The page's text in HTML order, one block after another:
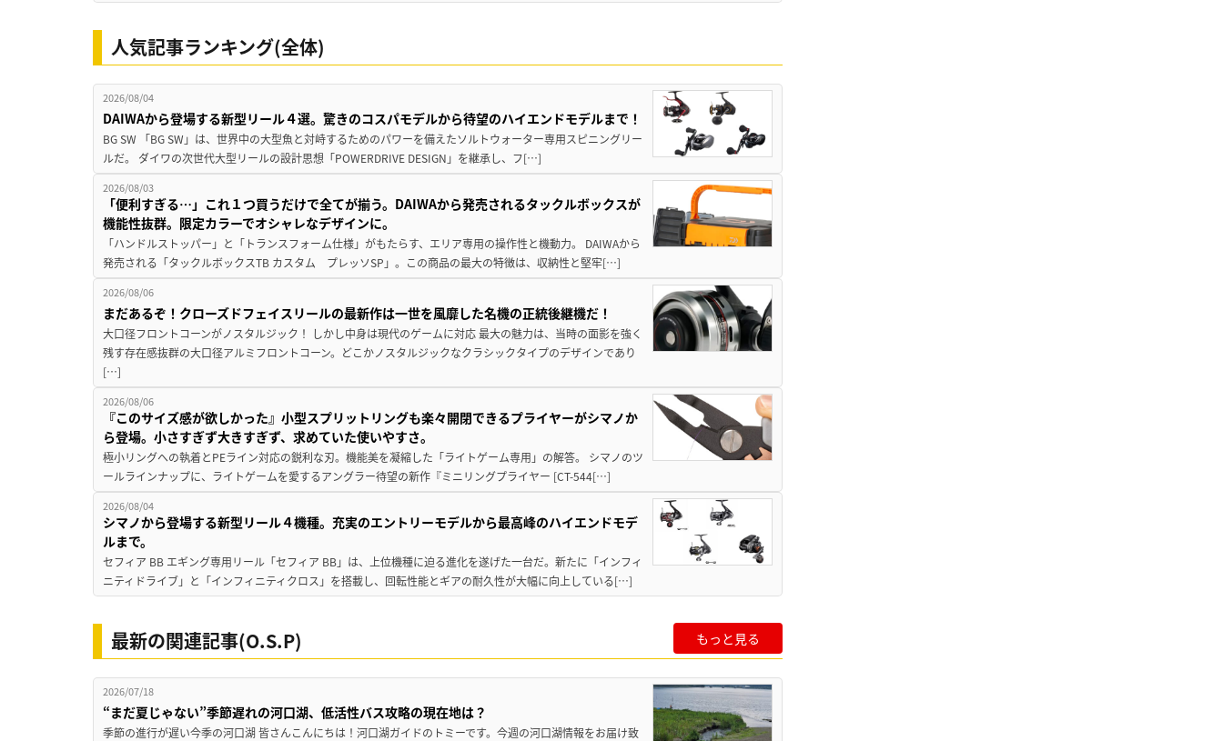
人気記事ランキング(全体)
2026/08/04
DAIWAから登場する新型リール４選。驚きのコスパモデルから待望のハイエンドモデルまで！
BG SW 「BG SW」は、世界中の大型魚と対峙するためのパワーを備えたソルトウォーター専用スピニングリー
ルだ。 ダイワの次世代大型リールの設計思想「POWERDRIVE DESIGN」を継承し、フ[…]
2026/08/03
「便利すぎる…」これ１つ買うだけで全てが揃う。DAIWAから発売されるタックルボックスが
機能性抜群。限定カラーでオシャレなデザインに。
「ハンドルストッパー」と「トランスフォーム仕様」がもたらす、エリア専用の操作性と機動力。 DAIWAから
発売される「タックルボックスTB カスタム プレッソSP」。この商品の最大の特徴は、収納性と堅牢[…]
2026/08/06
まだあるぞ！クローズドフェイスリールの最新作は一世を風靡した名機の正統後継機だ！
大口径フロントコーンがノスタルジック！ しかし中身は現代のゲームに対応 最大の魅力は、当時の面影を強く
残す存在感抜群の大口径アルミフロントコーン。どこかノスタルジックなクラシックタイプのデザインであり
[…]
2026/08/06
『このサイズ感が欲しかった』小型スプリットリングも楽々開閉できるプライヤーがシマノか
ら登場。小さすぎず大きすぎず、求めていた使いやすさ。
極小リングへの執着とPEライン対応の鋭利な刃。機能美を凝縮した「ライトゲーム専用」の解答。 シマノのツ
ールラインナップに、ライトゲームを愛するアングラー待望の新作『ミニリングプライヤー [CT-544[…]
2026/08/04
シマノから登場する新型リール４機種。充実のエントリーモデルから最高峰のハイエンドモデ
ルまで。
セフィア BB エギング専用リール「セフィア BB」は、上位機種に迫る進化を遂げた一台だ。新たに「インフィ
ニティドライブ」と「インフィニティクロス」を搭載し、回転性能とギアの耐久性が大幅に向上している[…]
最新の関連記事(O.S.P) もっと見る
2026/07/18
“まだ夏じゃない”季節遅れの河口湖、低活性バス攻略の現在地は？
季節の進行が遅い今季の河口湖 皆さんこんにちは！河口湖ガイドのトミーです。今週の河口湖情報をお届け致